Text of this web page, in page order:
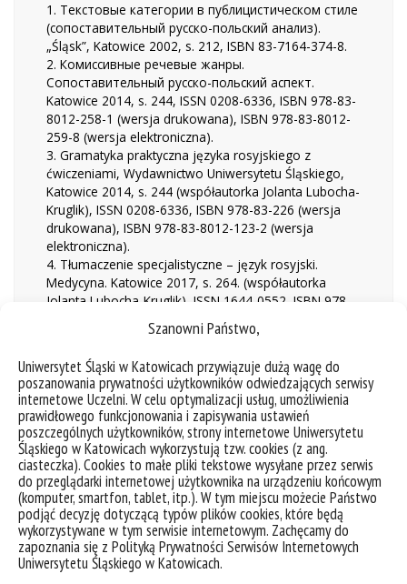
Szanowni Państwo,
Uniwersytet Śląski w Katowicach przywiązuje dużą wagę do
poszanowania prywatności użytkowników odwiedzających serwisy
internetowe Uczelni. W celu optymalizacji usług, umożliwienia
prawidłowego funkcjonowania i zapisywania ustawień
poszczególnych użytkowników, strony internetowe Uniwersytetu
Śląskiego w Katowicach wykorzystują tzw. cookies (z ang.
ciasteczka). Cookies to małe pliki tekstowe wysyłane przez serwis
do przeglądarki internetowej użytkownika na urządzeniu końcowym
(komputer, smartfon, tablet, itp.). W tym miejscu możecie Państwo
podjąć decyzję dotyczącą typów plików cookies, które będą
wykorzystywane w tym serwisie internetowym. Zachęcamy do
zapoznania się z Polityką Prywatności Serwisów Internetowych
Uniwersytetu Śląskiego w Katowicach.
1. Текстовые категории в публицистическом стиле
(сопоставительный русско-польский анализ).
„Śląsk”, Katowice 2002, s. 212, ISBN 83-7164-374-8.
2. Комиссивные речевые жанры.
Сопоставительный русско-польский аспект.
Katowice 2014, s. 244, ISSN 0208-6336, ISBN 978-83-
8012-258-1 (wersja drukowana), ISBN 978-83-8012-
259-8 (wersja elektroniczna).
3. Gramatyka praktyczna języka rosyjskiego z
ćwiczeniami, Wydawnictwo Uniwersytetu Śląskiego,
Katowice 2014, s. 244 (współautorka Jolanta Lubocha-
Kruglik), ISSN 0208-6336, ISBN 978-83-226 (wersja
drukowana), ISBN 978-83-8012-123-2 (wersja
elektroniczna).
4. Tłumaczenie specjalistyczne – język rosyjski.
Medycyna. Katowice 2017, s. 264. (współautorka
Jolanta Lubocha-Kruglik), ISSN 1644-0552, ISBN 978-
83-8012-974-0 (wersja drukowana)ISBN 978-83-
8012-975-7 (wersja elektroniczna)
5. Potyczki z przekładem, czyli Akunin po polsku. [W]:
Kultura popularna a przekład. Red. P. Fast. Śląsk,
Katowice 2005, s. 91–102. (współautor Jolanta
Lubocha-Kruglik), ISBN 83-7164-442-6, ISSN 1501-
3296.
6. Эмотивное пространство избранных рассказов
Анатолия Кима. [W]: Szkoła moskiewska w literaturze
rosyjskiej. Red. P. Fast, K. Jastrzębska przy współpracy
A. Mrózek. Częstochowa 2007, s. 135–144, ISBN 83-
921963-6-8.
7. Прецедентные имена в аспекте
художественного перевода. [W]: Przestrzenie
przekładu 2, red. J. Lubocha-Kruglik, O. Małysa.